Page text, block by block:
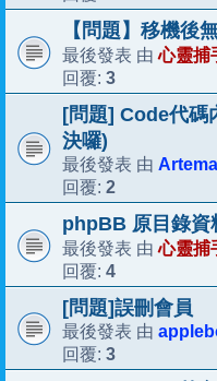
【問題】移機後
最後發表 由心靈捕
回覆: 3
[問題] Code代碼
決囉)
最後發表 由
回覆: 2
phpBB 原目錄資
最後發表 由心靈捕
回覆: 4
[問題]誤刪會員
最後發表 由
回覆: 3